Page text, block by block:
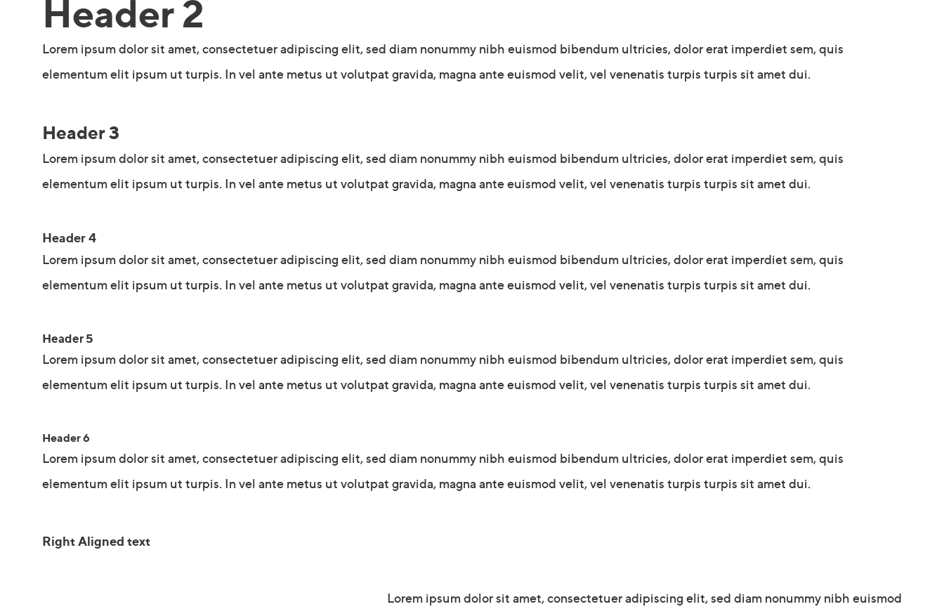
Header 2
Lorem ipsum dolor sit amet, consectetuer adipiscing elit, sed diam nonummy nibh euismod bibendum ultricies, dolor erat imperdiet sem, quis
elementum elit ipsum ut turpis. In vel ante metus ut volutpat gravida, magna ante euismod velit, vel venenatis turpis turpis sit amet dui.
Header 3
Lorem ipsum dolor sit amet, consectetuer adipiscing elit, sed diam nonummy nibh euismod bibendum ultricies, dolor erat imperdiet sem, quis
elementum elit ipsum ut turpis. In vel ante metus ut volutpat gravida, magna ante euismod velit, vel venenatis turpis turpis sit amet dui.
Header 4
Lorem ipsum dolor sit amet, consectetuer adipiscing elit, sed diam nonummy nibh euismod bibendum ultricies, dolor erat imperdiet sem, quis
elementum elit ipsum ut turpis. In vel ante metus ut volutpat gravida, magna ante euismod velit, vel venenatis turpis turpis sit amet dui.
Header 5
Lorem ipsum dolor sit amet, consectetuer adipiscing elit, sed diam nonummy nibh euismod bibendum ultricies, dolor erat imperdiet sem, quis
elementum elit ipsum ut turpis. In vel ante metus ut volutpat gravida, magna ante euismod velit, vel venenatis turpis turpis sit amet dui.
Header 6
Lorem ipsum dolor sit amet, consectetuer adipiscing elit, sed diam nonummy nibh euismod bibendum ultricies, dolor erat imperdiet sem, quis
elementum elit ipsum ut turpis. In vel ante metus ut volutpat gravida, magna ante euismod velit, vel venenatis turpis turpis sit amet dui.
Right Aligned text
Lorem ipsum dolor sit amet, consectetuer adipiscing elit, sed diam nonummy nibh euismod